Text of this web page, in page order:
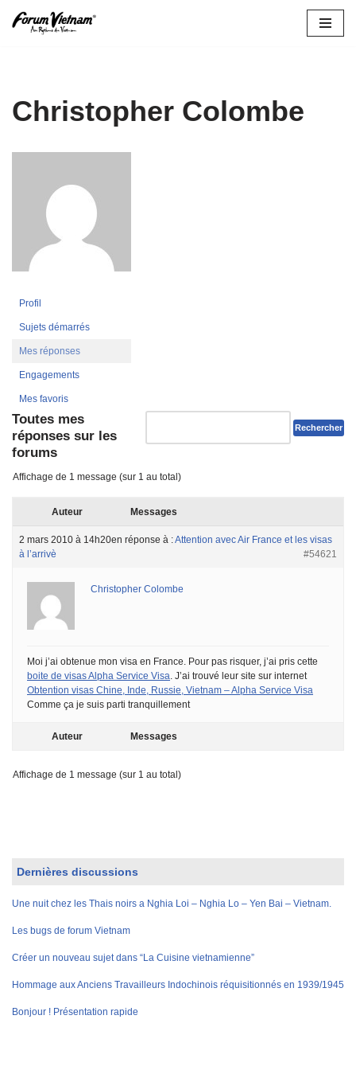
Christopher Colombe
Profil
Sujets démarrés
Mes réponses
Engagements
Mes favoris
Toutes mes
réponses sur les
forums
Affichage de 1 message (sur 1 au total)
Auteur Messages
2 mars 2010 à 14h20en réponse à :Attention avec Air France et les visas
à l’arrivè
#54621
Christopher Colombe
Moi j’ai obtenue mon visa en France. Pour pas risquer, j’ai pris cette
boite de visas Alpha Service Visa . J’ai trouvé leur site sur internet
Obtention visas Chine, Inde, Russie, Vietnam – Alpha Service Visa
Comme ça je suis parti tranquillement
Auteur Messages
Affichage de 1 message (sur 1 au total)
Dernières discussions
Une nuit chez les Thais noirs a Nghia Loi – Nghia Lo – Yen Bai – Vietnam.
Les bugs de forum Vietnam
Créer un nouveau sujet dans “La Cuisine vietnamienne”
Hommage aux Anciens Travailleurs Indochinois réquisitionnés en 1939/1945
Bonjour ! Présentation rapide